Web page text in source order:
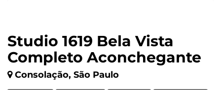
Studio 1619 Bela Vista
Completo Aconchegante
Consolação, São Paulo